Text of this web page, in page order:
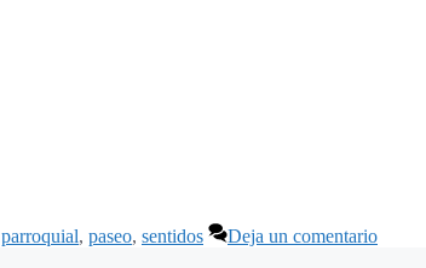
parroquial, paseo, sentidos Deja un comentario